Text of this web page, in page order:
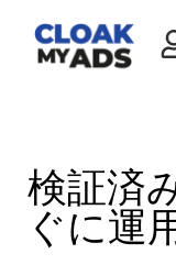
検証済
ぐに運